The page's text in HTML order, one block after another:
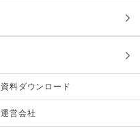
資料ダウンロード
運営会社